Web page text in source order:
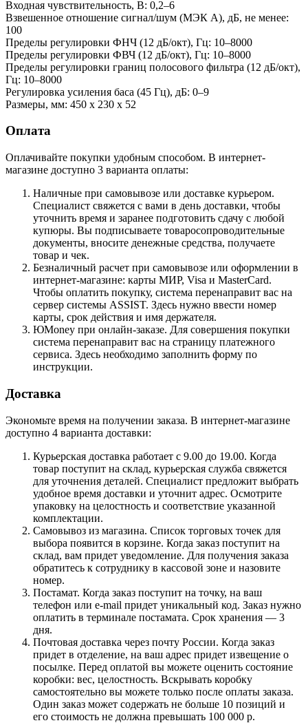
Входная чувствительность, В: 0,2–6
Взвешенное отношение сигнал/шум (МЭК А), дБ, не менее:
100
Пределы регулировки ФНЧ (12 дБ/окт), Гц: 10–8000
Пределы регулировки ФВЧ (12 дБ/окт), Гц: 10–8000
Пределы регулировки границ полосового фильтра (12 дБ/окт),
Гц: 10–8000
Регулировка усиления баса (45 Гц), дБ: 0–9
Размеры, мм: 450 x 230 x 52
Оплата
Оплачивайте покупки удобным способом. В интернет-
магазине доступно 3 варианта оплаты:
Наличные при самовывозе или доставке курьером.
Специалист свяжется с вами в день доставки, чтобы
уточнить время и заранее подготовить сдачу с любой
купюры. Вы подписываете товаросопроводительные
документы, вносите денежные средства, получаете
товар и чек.
Безналичный расчет при самовывозе или оформлении в
интернет-магазине: карты МИР, Visa и MasterCard.
Чтобы оплатить покупку, система перенаправит вас на
сервер системы ASSIST. Здесь нужно ввести номер
карты, срок действия и имя держателя.
ЮMoney при онлайн-заказе. Для совершения покупки
система перенаправит вас на страницу платежного
сервиса. Здесь необходимо заполнить форму по
инструкции.
Доставка
Экономьте время на получении заказа. В интернет-магазине
доступно 4 варианта доставки:
Курьерская доставка работает с 9.00 до 19.00. Когда
товар поступит на склад, курьерская служба свяжется
для уточнения деталей. Специалист предложит выбрать
удобное время доставки и уточнит адрес. Осмотрите
упаковку на целостность и соответствие указанной
комплектации.
Самовывоз из магазина. Список торговых точек для
выбора появится в корзине. Когда заказ поступит на
склад, вам придет уведомление. Для получения заказа
обратитесь к сотруднику в кассовой зоне и назовите
номер.
Постамат. Когда заказ поступит на точку, на ваш
телефон или e-mail придет уникальный код. Заказ нужно
оплатить в терминале постамата. Срок хранения — 3
дня.
Почтовая доставка через почту России. Когда заказ
придет в отделение, на ваш адрес придет извещение о
посылке. Перед оплатой вы можете оценить состояние
коробки: вес, целостность. Вскрывать коробку
самостоятельно вы можете только после оплаты заказа.
Один заказ может содержать не больше 10 позиций и
его стоимость не должна превышать 100 000 р.